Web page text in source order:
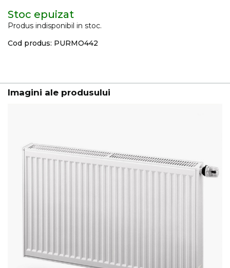
beginning
of
images
Stoc epuizat
Produs indisponibil in stoc.
Cod produs: PURMO442
Imagini ale produsului